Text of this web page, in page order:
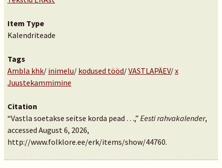
Item Type
Kalendriteade
Tags
Ambla khk/ inimelu/ kodused tööd/VASTLAPÄEV/x
Juustekammimine
Citation
“Vastla soetakse seitse korda pead …,” Eesti rahvakalender,
accessed August 6, 2026,
http://www.folklore.ee/erk/items/show/44760.